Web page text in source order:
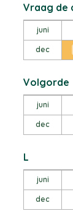
Vraag de
juni
dec
Volgorde
juni
dec
L
juni
dec